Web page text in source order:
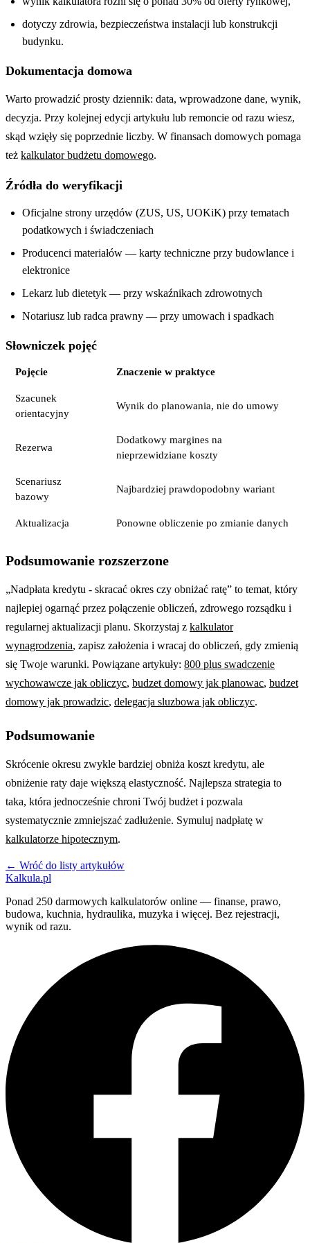
dotyczy zdrowia, bezpieczeństwa instalacji lub konstrukcji
budynku.
Dokumentacja domowa
Warto prowadzić prosty dziennik: data, wprowadzone dane, wynik,
decyzja. Przy kolejnej edycji artykułu lub remoncie od razu wiesz,
skąd wzięły się poprzednie liczby. W finansach domowych pomaga
też kalkulator budżetu domowego.
Źródła do weryfikacji
Oficjalne strony urzędów (ZUS, US, UOKiK) przy tematach
podatkowych i świadczeniach
Producenci materiałów — karty techniczne przy budowlance i
elektronice
Lekarz lub dietetyk — przy wskaźnikach zdrowotnych
Notariusz lub radca prawny — przy umowach i spadkach
Słowniczek pojęć
Pojęcie Znaczenie w praktyce
Szacunek
orientacyjny
Wynik do planowania, nie do umowy
Rezerwa
Dodatkowy margines na
nieprzewidziane koszty
Scenariusz
bazowy
Najbardziej prawdopodobny wariant
Aktualizacja Ponowne obliczenie po zmianie danych
Podsumowanie rozszerzone
„Nadpłata kredytu - skracać okres czy obniżać ratę” to temat, który
najlepiej ogarnąć przez połączenie obliczeń, zdrowego rozsądku i
regularnej aktualizacji planu. Skorzystaj z kalkulator
wynagrodzenia, zapisz założenia i wracaj do obliczeń, gdy zmienią
się Twoje warunki. Powiązane artykuły: 800 plus swadczenie
wychowawcze jak obliczyc, budzet domowy jak planowac, budzet
domowy jak prowadzic, delegacja sluzbowa jak obliczyc.
Podsumowanie
Skrócenie okresu zwykle bardziej obniża koszt kredytu, ale
obniżenie raty daje większą elastyczność. Najlepsza strategia to
taka, która jednocześnie chroni Twój budżet i pozwala
systematycznie zmniejszać zadłużenie. Symuluj nadpłatę w
kalkulatorze hipotecznym.
← Wróć do listy artykułów
Kalkula.pl
Ponad 250 darmowych kalkulatorów online — finanse, prawo,
budowa, kuchnia, hydraulika, muzyka i więcej. Bez rejestracji,
wynik od razu.